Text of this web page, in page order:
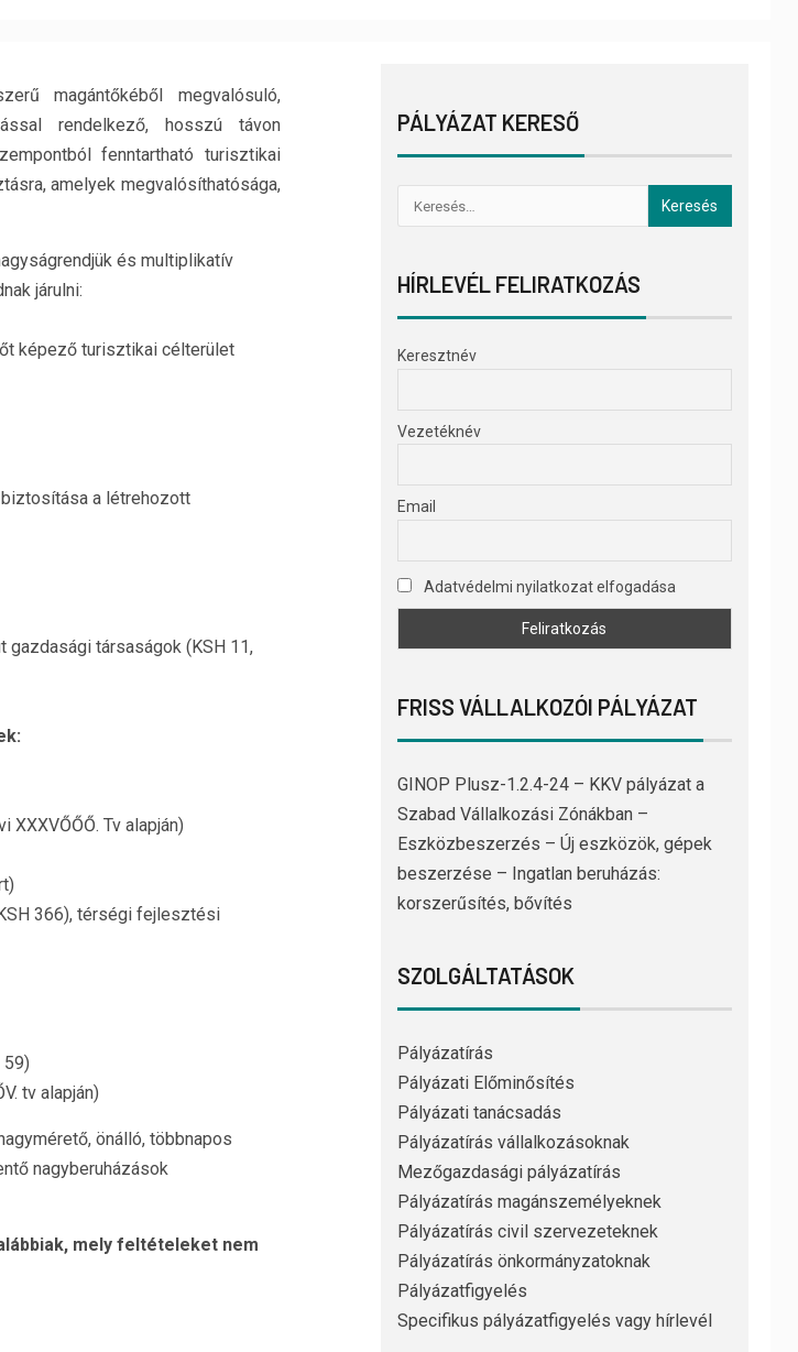
magántőkéből megvalósuló,
rendelkező, hosszú távon
fenntartható turisztikai
amelyek megvalósíthatósága,
és multiplikatív
járulni:
képező turisztikai célterület
a létrehozott
gazdasági társaságok (KSH 11,
Tv alapján)
366), térségi fejlesztési
tv alapján)
önálló, többnapos
nagyberuházások
mely feltételeket nem
PÁLYÁZAT KERESŐ
HÍRLEVÉL FELIRATKOZÁS
Keresztnév
Vezetéknév
Email
Adatvédelmi nyilatkozat elfogadása
FRISS VÁLLALKOZÓI PÁLYÁZAT
GINOP Plusz-1.2.4-24 – KKV pályázat a
Szabad Vállalkozási Zónákban –
Eszközbeszerzés – Új eszközök, gépek
beszerzése – Ingatlan beruházás:
korszerűsítés, bővítés
SZOLGÁLTATÁSOK
Pályázatírás
Pályázati Előminősítés
Pályázati tanácsadás
Pályázatírás vállalkozásoknak
Mezőgazdasági pályázatírás
Pályázatírás magánszemélyeknek
Pályázatírás civil szervezeteknek
Pályázatírás önkormányzatoknak
Pályázatfigyelés
Specifikus pályázatfigyelés vagy hírlevél